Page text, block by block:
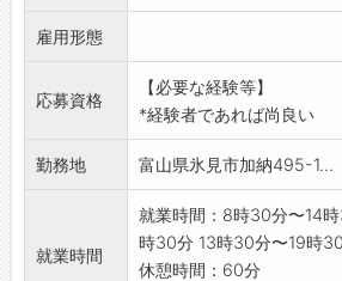
【変更範囲:変更なし】
雇用形態
応募資格
【必要な経験等】
*経験者であれば尚良い
勤務地 富山県氷見市加納495-1...
就業時間
就業時間：8時30分〜14
時30分 13時30分〜19時
休憩時間：60分